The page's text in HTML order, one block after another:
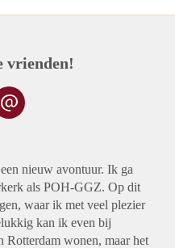
vrienden!
nieuw avontuur. Ik ga
als POH-GGZ. Op dit
waar ik met veel plezier
kan ik even bij
Rotterdam wonen, maar het